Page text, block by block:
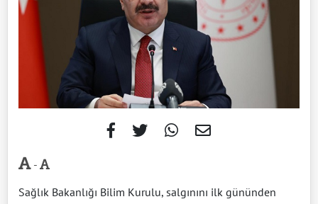
-
Sağlık Bakanlığı Bilim Kurulu, salgınını ilk gününden